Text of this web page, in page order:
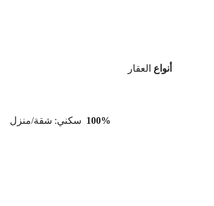
أنواع العقار
100% سكني: شقة/منزل